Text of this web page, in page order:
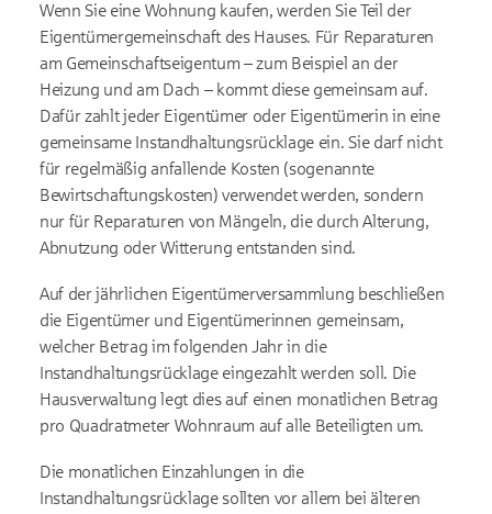
Wenn Sie eine Wohnung kaufen, werden Sie Teil der
Eigentümergemeinschaft des Hauses. Für Reparaturen
am Gemeinschaftseigentum – zum Beispiel an der
Heizung und am Dach – kommt diese gemeinsam auf.
Dafür zahlt jeder Eigentümer oder Eigentümerin in eine
gemeinsame Instandhaltungsrücklage ein. Sie darf nicht
für regelmäßig anfallende Kosten (sogenannte
Bewirtschaftungskosten) verwendet werden, sondern
nur für Reparaturen von Mängeln, die durch Alterung,
Abnutzung oder Witterung entstanden sind.
Auf der jährlichen Eigentümerversammlung beschließen
die Eigentümer und Eigentümerinnen gemeinsam,
welcher Betrag im folgenden Jahr in die
Instandhaltungsrücklage eingezahlt werden soll. Die
Hausverwaltung legt dies auf einen monatlichen Betrag
pro Quadratmeter Wohnraum auf alle Beteiligten um.
Die monatlichen Einzahlungen in die
Instandhaltungsrücklage sollten vor allem bei älteren